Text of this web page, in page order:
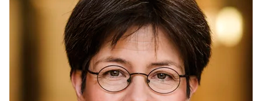
YUKIKO OCH PATRIK MÖTER
STOLPE STORIES
VIDEOGALLERI
UTMÄRKELSER